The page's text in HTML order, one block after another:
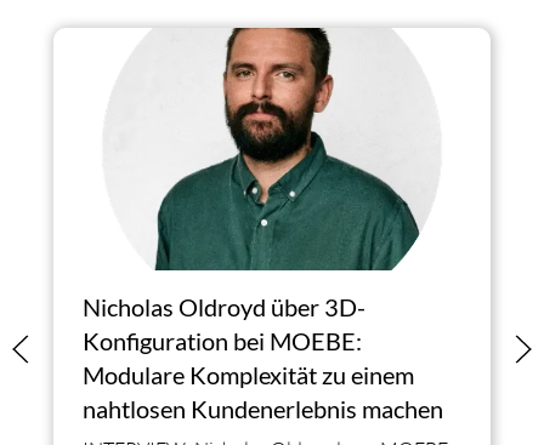
Nicholas Oldroyd über 3D-
Konfiguration bei MOEBE:
Modulare Komplexität zu einem
nahtlosen Kundenerlebnis machen